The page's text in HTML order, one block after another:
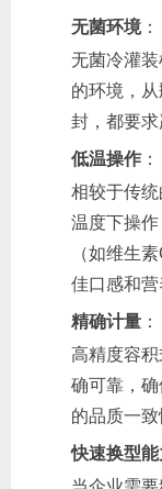
无菌环境：
无菌冷灌
的环境，
封，都要求
低温操作 ：
相较于传
温度下操
（如维生
佳口感和营
精确计量 ：
高精度容
确可靠，
的品质一致
快速换型能